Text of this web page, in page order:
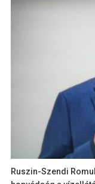
Ruszin-Szendi